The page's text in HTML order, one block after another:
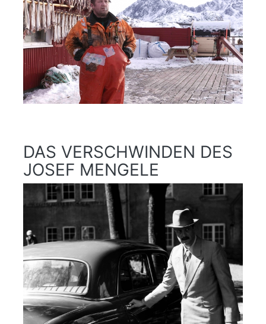
DAS VERSCHWINDEN DES
JOSEF MENGELE